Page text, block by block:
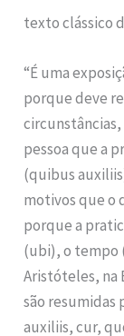
texto clássico
“É uma
porque deve
circunstâncias,
pessoa que a
(quibus
motivos que o
porque a
(ubi), o tempo
Aristóteles, na
são resumidas
auxiliis, cur,